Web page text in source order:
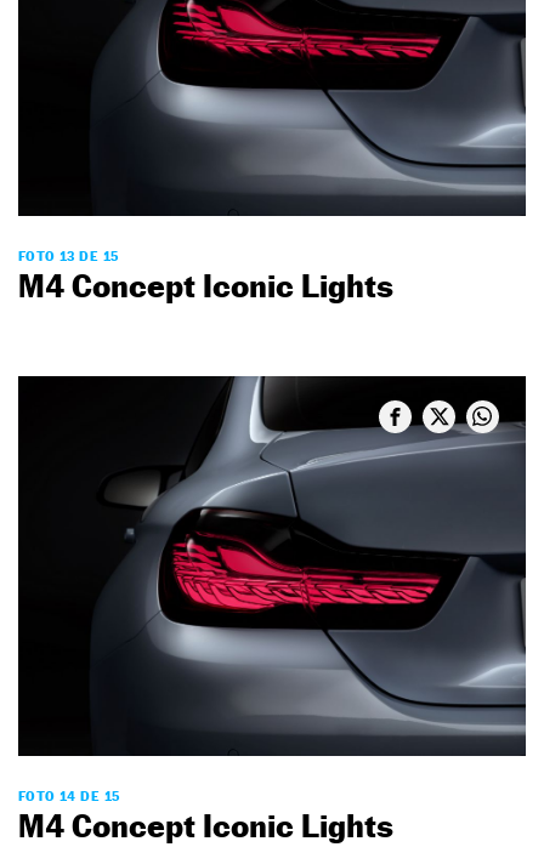
FOTO 13 DE 15
M4 Concept Iconic Lights
FOTO 14 DE 15
M4 Concept Iconic Lights